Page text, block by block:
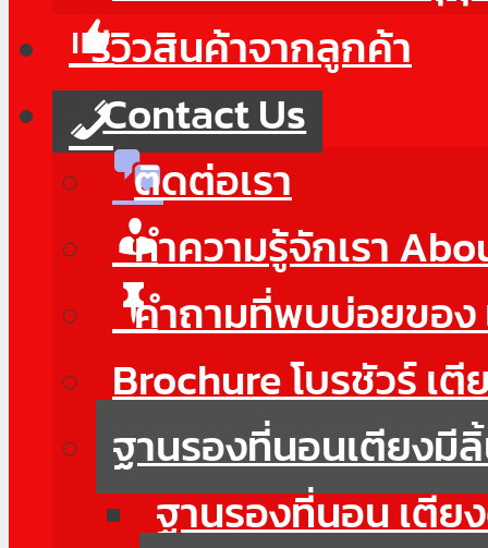
รีวิวสินค้าจากลูกค้า
Contact Us
ติดต่อเรา
ทำความรู้จักเรา
คำถามที่พบบ่อยของ
Brochure โบรชัวร์ เ
ฐานรองที่นอนเตียงมี
ฐานรองที่นอน เตีย